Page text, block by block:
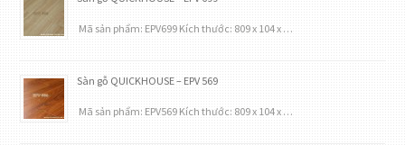
Mã sản phẩm: EPV699 Kích thước: 809 x 104 x …
Sàn gỗ QUICKHOUSE – EPV 569
Mã sản phẩm: EPV569 Kích thước: 809 x 104 x …